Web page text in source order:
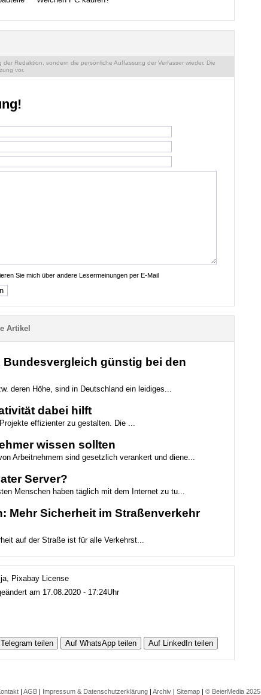
Redaktion, sondern die persönliche Auffassung der Verfasser wieder. Die
vor.
Sie mich über andere Lesermeinungen per E-Mail
Artikel
günstig bei den
deren Höhe, sind in Deutschland ein leidiges...
dabei hilft
effizienter zu gestalten. Die ...
wissen sollten
Arbeitnehmern sind gesetzlich verankert und diene...
Server?
Menschen haben täglich mit dem Internet zu tu...
Mehr Sicherheit im Straßenverkehr
auf der Straße ist für alle Verkehrst...
Pixabay License
am 17.08.2020 - 17:24Uhr
teilen Auf WhatsApp teilen Auf LinkedIn teilen
| AGB | Impressum & Datenschutzerklärung | Archiv | Sitemap | © BeierMedia 2025